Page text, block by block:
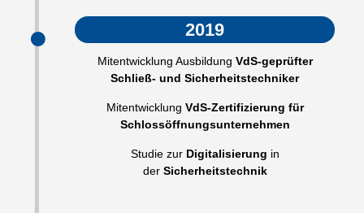
2019
Mitentwicklung Ausbildung VdS-geprüfter
Schließ- und Sicherheitstechniker
Mitentwicklung VdS-Zertifizierung für
Schlossöffnungsunternehmen
Studie zur Digitalisierung in
der Sicherheitstechnik